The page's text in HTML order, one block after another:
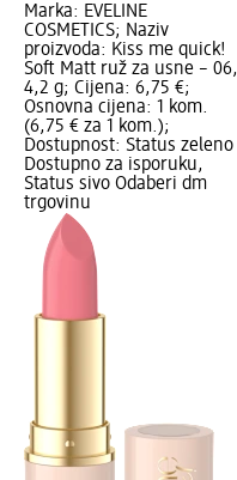
Marka: EVELINE
COSMETICS; Naziv
proizvoda: Kiss me quick!
Soft Matt ruž za usne – 06,
4,2 g; Cijena: 6,75 €;
Osnovna cijena: 1 kom.
(6,75 € za 1 kom.);
Dostupnost: Status zeleno
Dostupno za isporuku,
Status sivo Odaberi dm
trgovinu